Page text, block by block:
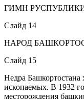
ГИМН
Слайд 14
НАРОД
Слайд 15
Недра Башкортостана
ископаемых. В 1932
месторождения